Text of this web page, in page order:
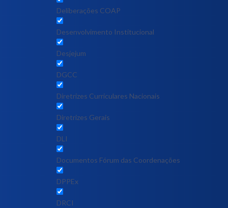
Deliberações COAP
Desenvolvimento Institucional
Desjejum
DGCC
Diretrizes Curriculares Nacionais
Diretrizes Gerais
DLI
Documentos Fórum das Coordenações
DPPEx
DRCI